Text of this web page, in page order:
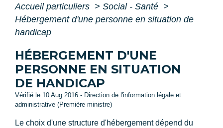
Accueil particuliers > Social - Santé >
Hébergement d'une personne en situation de
handicap
HÉBERGEMENT D'UNE
PERSONNE EN SITUATION
DE HANDICAP
Vérifié le 10 Aug 2016 - Direction de l'information légale et
administrative (Première ministre)
Le choix d'une structure d'hébergement dépend du